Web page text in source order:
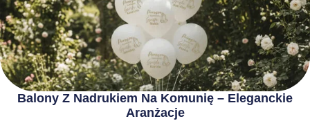
Balony Z Nadrukiem Na Komunię – Eleganckie
Aranżacje